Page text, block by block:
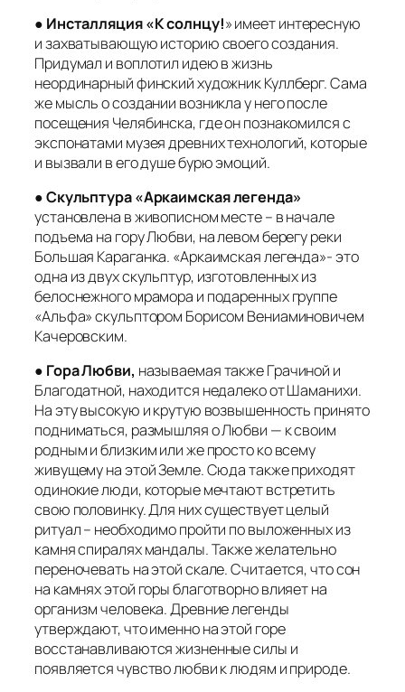
● Инсталляция «К солнцу!» имеет интересную
и захватывающую историю своего создания.
Придумал и воплотил идею в жизнь
неординарный финский художник Куллберг. Сама
же мысль о создании возникла у него после
посещения Челябинска, где он познакомился с
экспонатами музея древних технологий, которые
и вызвали в его душе бурю эмоций.
●Скульптура «Аркаимская легенда»
установлена в живописном месте – в начале
подъема на гору Любви, на левом берегу реки
Большая Караганка. «Аркаимская легенда»- это
одна из двух скульптур, изготовленных из
белоснежного мрамора и подаренных группе
«Альфа» скульптором Борисом Вениаминовичем
Качеровским.
● Гора Любви, называемая также Грачиной и
Благодатной, находится недалеко от Шаманихи.
На эту высокую и крутую возвышенность принято
подниматься, размышляя о Любви — к своим
родным и близким или же просто ко всему
живущему на этой Земле. Сюда также приходят
одинокие люди, которые мечтают встретить
свою половинку. Для них существует целый
ритуал – необходимо пройти по выложенных из
камня спиралях мандалы. Также желательно
переночевать на этой скале. Считается, что сон
на камнях этой горы благотворно влияет на
организм человека. Древние легенды
утверждают, что именно на этой горе
восстанавливаются жизненные силы и
появляется чувство любви к людям и природе.